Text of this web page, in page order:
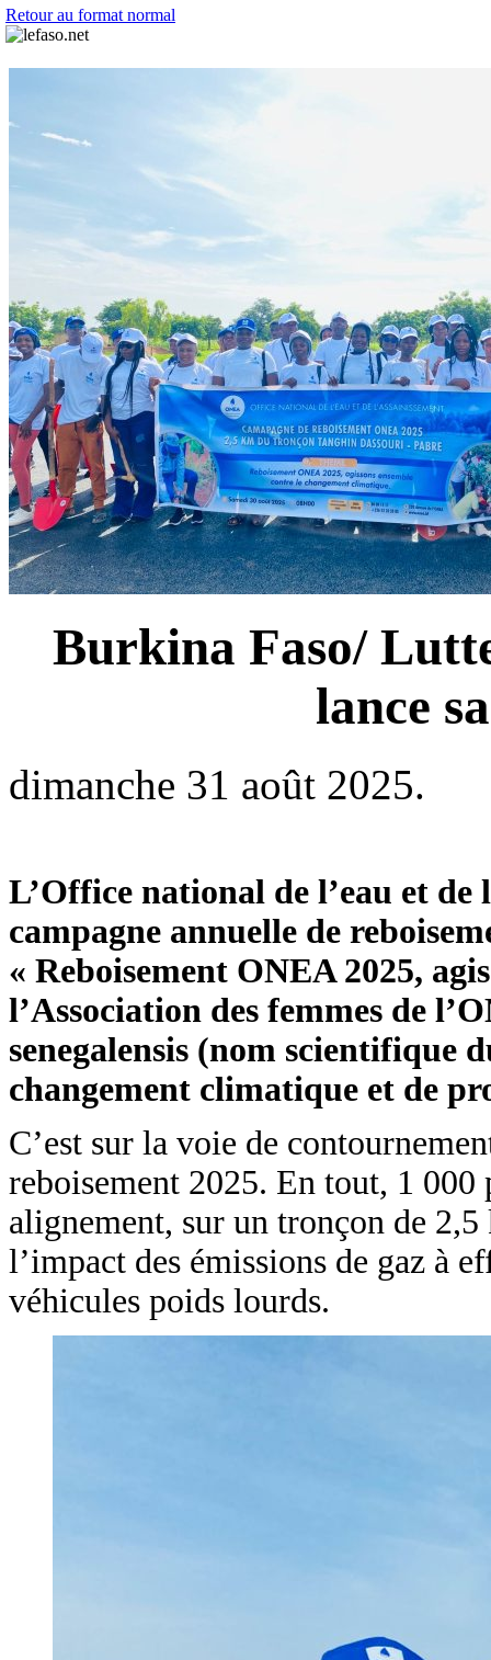
Retour au format normal
Burkina Faso/
lance
dimanche 31 août 2025.
L’Office national de l’eau et de
campagne annuelle de
« Reboisement ONEA 2025,
l’Association des femmes de
senegalensis (nom scientifique
changement climatique et de
C’est sur la voie de
reboisement 2025. En tout, 1 000
alignement, sur un tronçon de
l’impact des émissions de gaz à
véhicules poids lourds.